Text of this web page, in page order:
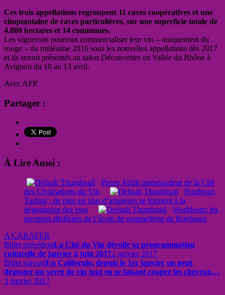
Ces trois appellations regroupent 11 caves coopératives et une
cinquantaine de caves particulières, sur une superficie totale de
4.800 hectares et 14 communes.
Les vignerons pourront commercialiser leur vin – uniquement du
rouge – du millésime 2016 sous les nouvelles appellations dès 2017
et ils seront présentés au salon Découvertes en Vallée du Rhône à
Avignon du 10 au 13 avril.
Avec AFP.
Partager :
À Lire Aussi :
Pierre Arditi ambassadeur de la Cité
des Civilisations du Vin
Bordeaux
Tasting : de plus en plus d’amateurs se forment à la
dégustation des vins
Worldsom: les
premiers diplômés de l’école de sommellerie de Bordeaux
A CARAFER
Billet précédentLa Cité du Vin dévoile sa programmation
culturelle de janvier à juin 20172 janvier 2017
Billet suivantEn Californie, depuis le 1er janvier on peut
déguster un verre de vin tout en se faisant couper les cheveux…
3 janvier 2017